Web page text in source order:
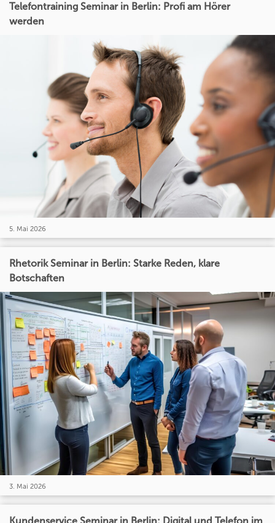
Telefontraining Seminar in Berlin: Profi am Hörer
werden
5. Mai 2026
Rhetorik Seminar in Berlin: Starke Reden, klare
Botschaften
3. Mai 2026